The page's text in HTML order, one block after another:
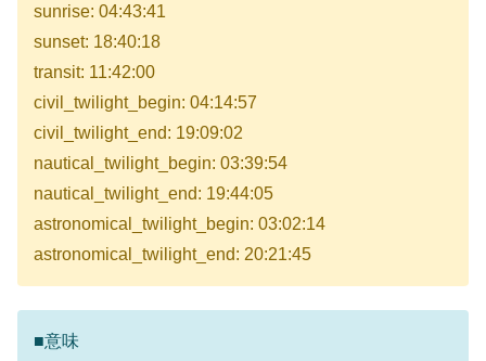
sunrise: 04:43:41
sunset: 18:40:18
transit: 11:42:00
civil_twilight_begin: 04:14:57
civil_twilight_end: 19:09:02
nautical_twilight_begin: 03:39:54
nautical_twilight_end: 19:44:05
astronomical_twilight_begin: 03:02:14
astronomical_twilight_end: 20:21:45
■意味